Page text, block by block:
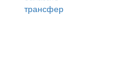
трансфер